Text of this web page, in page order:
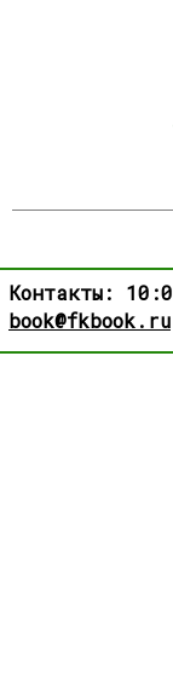
Контакты:
book@fkbook.ru